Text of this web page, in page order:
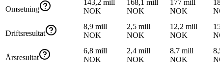
Omsetning
143,2 mill
NOK
168,1 mill
NOK
177 mill
NOK
Driftsresultat
8,9 mill
NOK
2,5 mill
NOK
12,2 mill
NOK
Årsresultat
6,8 mill
NOK
2,4 mill
NOK
8,7 mill
NOK